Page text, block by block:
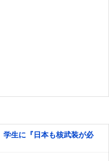
学生に『日本も核武装が必